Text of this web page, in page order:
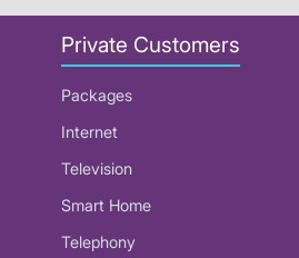
Private Customers
Packages
Internet
Television
Smart Home
Telephony